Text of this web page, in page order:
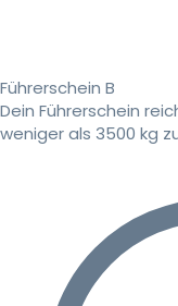
Führerschein B
Dein Führerschein
weniger als 3500 kg